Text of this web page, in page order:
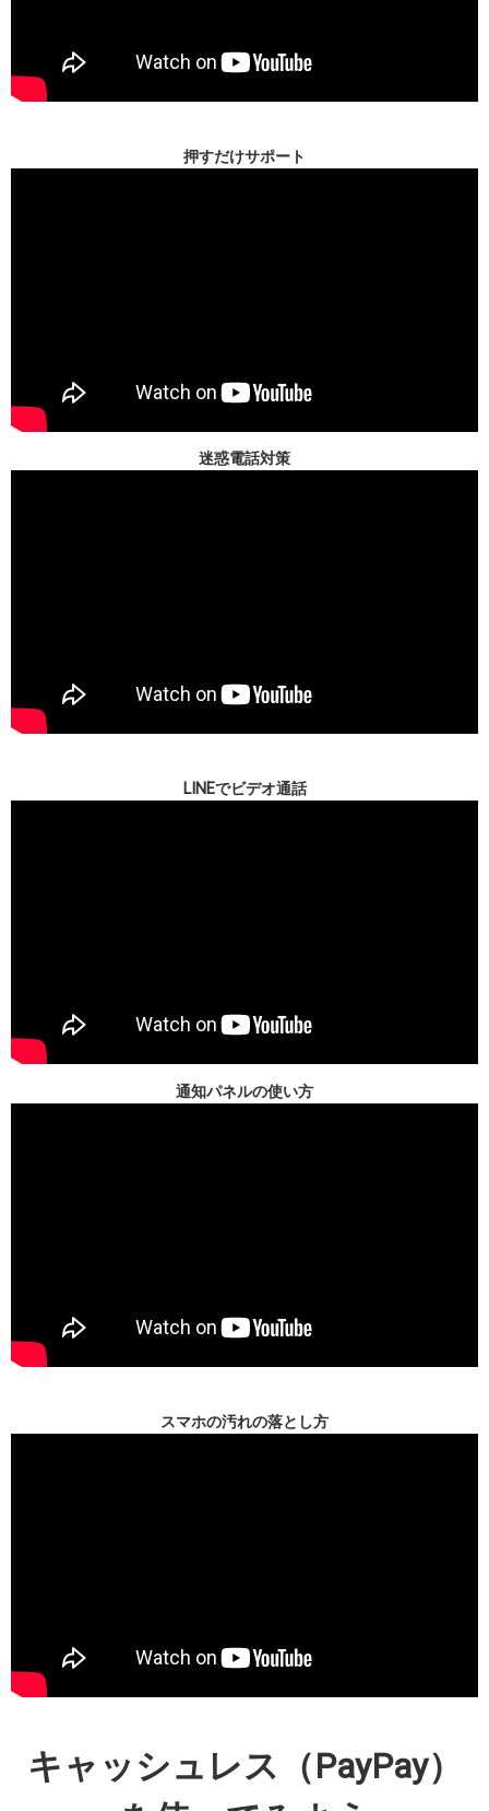
押すだけサポート
迷惑電話対策
LINEでビデオ通話
通知パネルの使い方
スマホの汚れの落とし方
キャッシュレス（PayPay）